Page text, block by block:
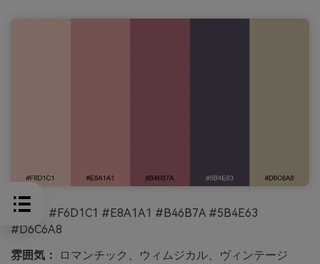
HEX：
#F6D1C1 #E8A1A1 #B46B7A #5B4E63
#D6C6A8
雰囲気：
ロマンチック、ウィムジカル、ヴィンテージ